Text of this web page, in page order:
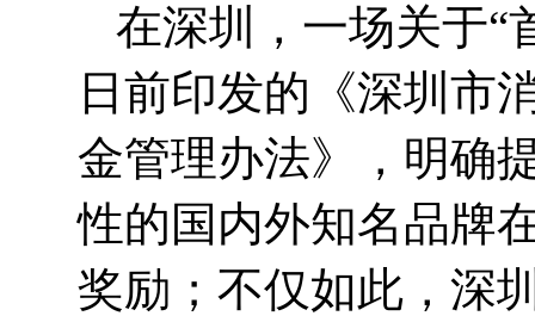
在深圳，一场关于“
日前印发的《深圳市
金管理办法》，明确
性的国内外知名品牌
奖励；不仅如此，深